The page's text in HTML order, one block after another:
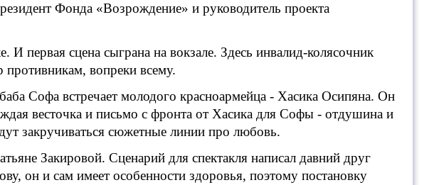
Фонда «Возрождение» и руководитель проекта
И первая сцена сыграна на вокзале. Здесь инвалид-колясочник
противникам, вопреки всему.
Софа встречает молодого красноармейца - Хасика Осипяна. Он
весточка и письмо с фронта от Хасика для Софы - отдушина и
закручиваться сюжетные линии про любовь.
Закировой. Сценарий для спектакля написал давний друг
он и сам имеет особенности здоровья, поэтому постановку